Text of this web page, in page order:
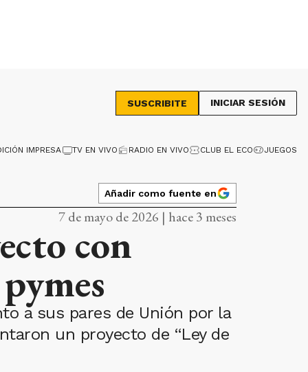
SUSCRIBITE INICIAR SESIÓN
IMPRESA TV EN VIVO RADIO EN VIVO CLUB EL ECO JUEGOS
Añadir como fuente en
7 de mayo de 2026 | hace 3 meses
con
a sus pares de Unión por la
un proyecto de “Ley de